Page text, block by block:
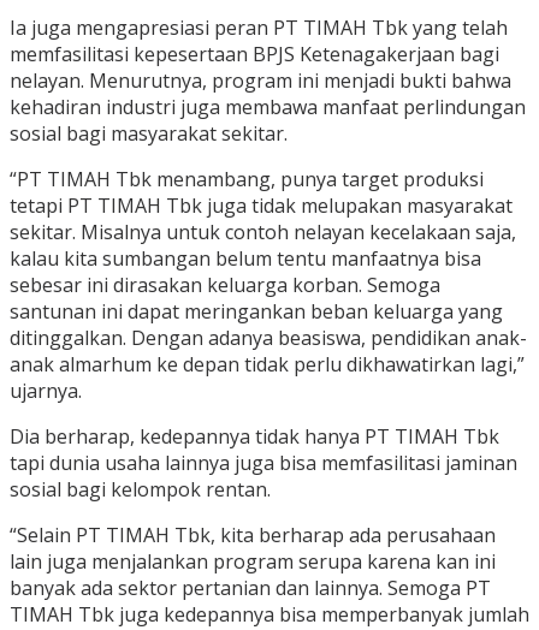
Ia juga mengapresiasi peran PT TIMAH Tbk yang telah
memfasilitasi kepesertaan BPJS Ketenagakerjaan bagi
nelayan. Menurutnya, program ini menjadi bukti bahwa
kehadiran industri juga membawa manfaat perlindungan
sosial bagi masyarakat sekitar.
“PT TIMAH Tbk menambang, punya target produksi
tetapi PT TIMAH Tbk juga tidak melupakan masyarakat
sekitar. Misalnya untuk contoh nelayan kecelakaan saja,
kalau kita sumbangan belum tentu manfaatnya bisa
sebesar ini dirasakan keluarga korban. Semoga
santunan ini dapat meringankan beban keluarga yang
ditinggalkan. Dengan adanya beasiswa, pendidikan anak-
anak almarhum ke depan tidak perlu dikhawatirkan lagi,”
ujarnya.
Dia berharap, kedepannya tidak hanya PT TIMAH Tbk
tapi dunia usaha lainnya juga bisa memfasilitasi jaminan
sosial bagi kelompok rentan.
“Selain PT TIMAH Tbk, kita berharap ada perusahaan
lain juga menjalankan program serupa karena kan ini
banyak ada sektor pertanian dan lainnya. Semoga PT
TIMAH Tbk juga kedepannya bisa memperbanyak jumlah